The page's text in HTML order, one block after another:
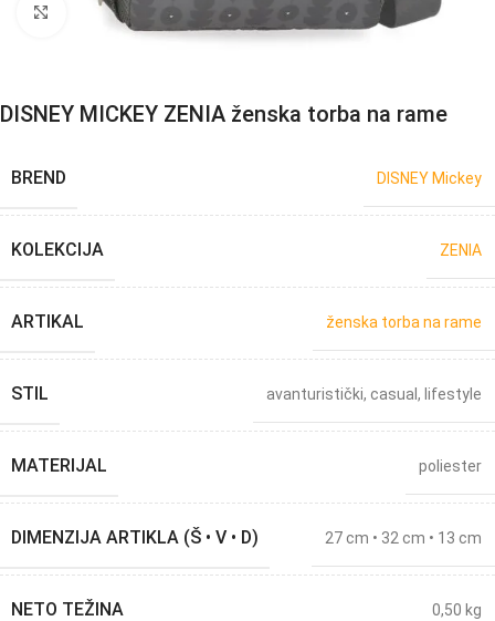
DISNEY MICKEY ZENIA ženska torba na rame
BREND DISNEY Mickey
KOLEKCIJA ZENIA
ARTIKAL ženska torba na rame
STIL avanturistički, casual , lifestyle
MATERIJAL poliester
DIMENZIJA ARTIKLA (Š • V • D) 27 cm • 32 cm • 13 cm
NETO TEŽINA 0,50 kg